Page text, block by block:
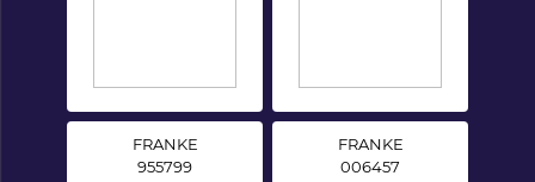
FRANKE
955799
FRANKE
006457